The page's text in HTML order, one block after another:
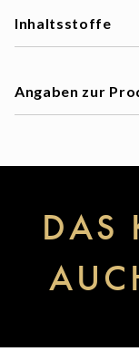
Inhaltsstoffe
Angaben zur
DAS